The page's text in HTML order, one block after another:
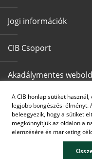
A CIB honlap sütiket
legjobb böngészési élményt.
beleegyezik, hogy a sütiket
megkönnyítjük az oldalon a
elemzésére és marketing
Jogi információk
CIB Csoport
Akadálymentes
Írjon nekünk
cib@cib.hu